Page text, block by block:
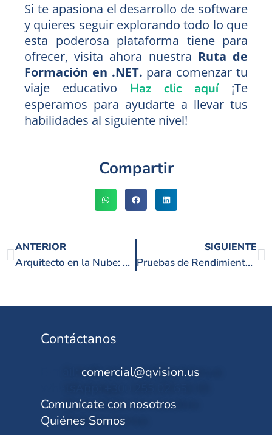
Si te apasiona el desarrollo de software
y quieres seguir explorando todo lo que
esta poderosa plataforma tiene para
ofrecer, visita ahora nuestra Ruta de
Formación en .NET. para comenzar tu
viaje educativo Haz clic aquí ¡Te
esperamos para ayudarte a llevar tus
habilidades al siguiente nivel!
Compartir
ANTERIOR
Arquitecto en la Nube: El Rol Clave en la Transformación Digital de las Empresas
SIGUIENTE
Pruebas de Rendimiento: Qué Son, Tipos, Herramientas y Mejores Prácticas
Contáctanos
comercial@qvision.us
Comunícate con nosotros
Quiénes Somos